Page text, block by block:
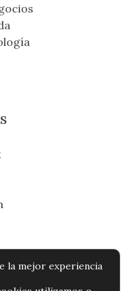
reservados -
la mejor experiencia